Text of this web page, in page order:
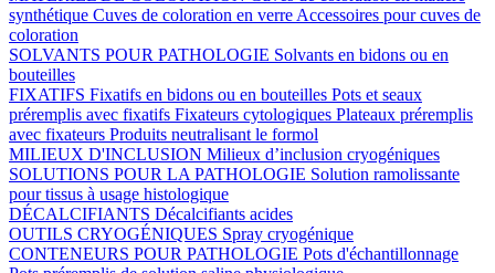
synthétique Cuves de coloration en verre Accessoires pour cuves de
coloration
SOLVANTS POUR PATHOLOGIE Solvants en bidons ou en
bouteilles
FIXATIFS Fixatifs en bidons ou en bouteilles Pots et seaux
préremplis avec fixatifs Fixateurs cytologiques Plateaux préremplis
avec fixateurs Produits neutralisant le formol
MILIEUX D'INCLUSION Milieux d’inclusion cryogéniques
SOLUTIONS POUR LA PATHOLOGIE Solution ramolissante
pour tissus à usage histologique
DÉCALCIFIANTS Décalcifiants acides
OUTILS CRYOGÉNIQUES Spray cryogénique
CONTENEURS POUR PATHOLOGIE Pots d'échantillonnage